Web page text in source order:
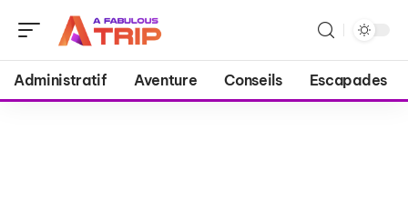
Administratif Aventure Conseils Escapades